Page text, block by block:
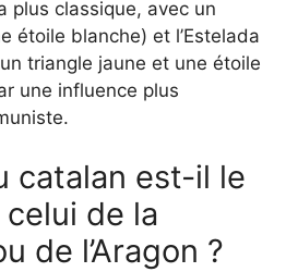
plus classique, avec un
étoile blanche) et l’Estelada
triangle jaune et une étoile
une influence plus
catalan est-il le
de la
de l’Aragon ?